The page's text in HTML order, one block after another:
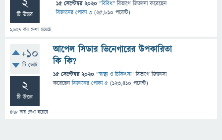
2
টি উত্তর
1,627 বার দেখা হয়েছে
15 সেপ্টেম্বর 2020 "বিবিধ" বিভাগে জিজ্ঞাসাকরেছেন
বিজ্ঞানের পোকা ৩ (25,810 পয়েন্ট)
+10
টি ভোট
2
টি উত্তর
478 বার দেখা হয়েছে
আপেল সিডার ভিনেগারের উপকারিতা
কি কি?
15 সেপ্টেম্বর 2020 "স্বাস্থ্য ও চিকিৎসা" বিভাগে জিজ্ঞাসা
করেছেনবিজ্ঞানের পোকা ৫ (123,410 পয়েন্ট)